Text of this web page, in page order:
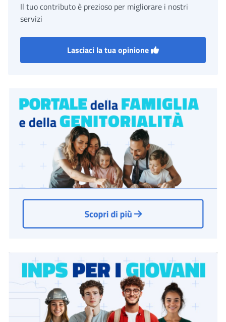
Il tuo contributo è prezioso per migliorare i nostri
servizi
Lasciaci la tua opinione